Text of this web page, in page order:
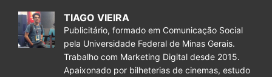
TIAGO VIEIRA
Publicitário, formado em Comunicação Social
pela Universidade Federal de Minas Gerais.
Trabalho com Marketing Digital desde 2015.
Apaixonado por bilheterias de cinemas, estudo